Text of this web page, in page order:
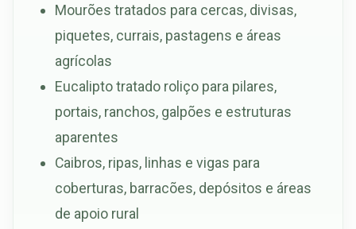
Mourões tratados para cercas, divisas,
piquetes, currais, pastagens e áreas
agrícolas
Eucalipto tratado roliço para pilares,
portais, ranchos, galpões e estruturas
aparentes
Caibros, ripas, linhas e vigas para
coberturas, barracões, depósitos e áreas
de apoio rural